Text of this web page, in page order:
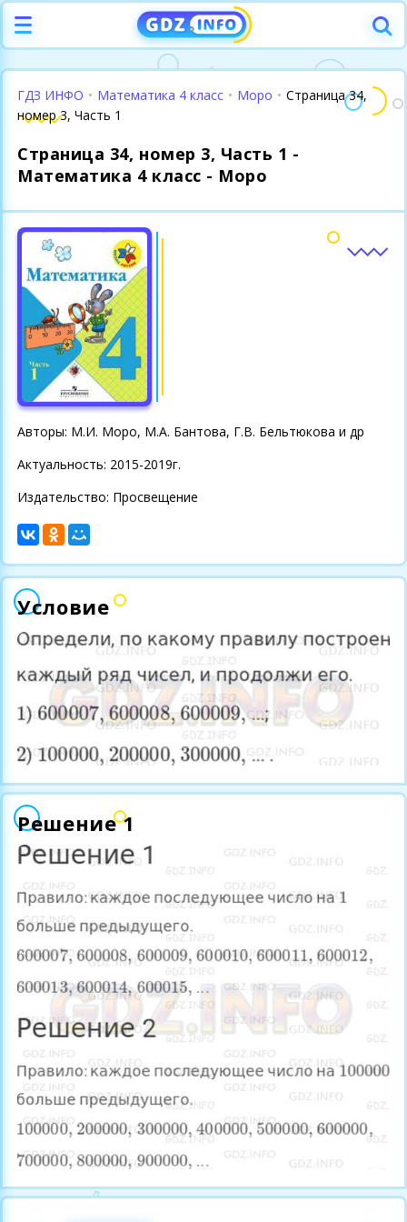
ГДЗ ИНФО • Математика 4 класс • Моро • Страница 34,
номер 3, Часть 1
Страница 34, номер 3, Часть 1 -
Математика 4 класс - Моро
Авторы: М.И. Моро, М.А. Бантова, Г.В. Бельтюкова и др
Актуальность: 2015-2019г.
Издательство: Просвещение
Условие
Решение 1